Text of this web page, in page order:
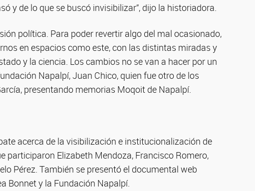
y de lo que se buscó invisibilizar”, dijo la historiadora.
política. Para poder revertir algo del mal ocasionado,
en espacios como este, con las distintas miradas y
y la ciencia. Los cambios no se van a hacer por un
Napalpí, Juan Chico, quien fue otro de los
presentando memorias Moqoit de Napalpí.
acerca de la visibilización e institucionalización de
participaron Elizabeth Mendoza, Francisco Romero,
Pérez. También se presentó el documental web
Bonnet y la Fundación Napalpí.